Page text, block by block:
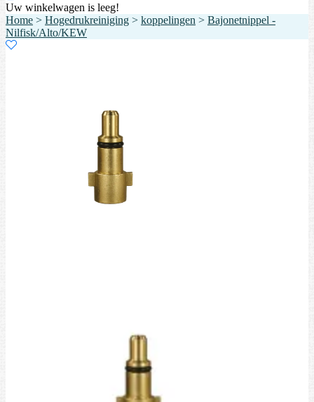
Uw winkelwagen is leeg!
Home > Hogedrukreiniging > koppelingen > Bajonetnippel -
Nilfisk/Alto/KEW